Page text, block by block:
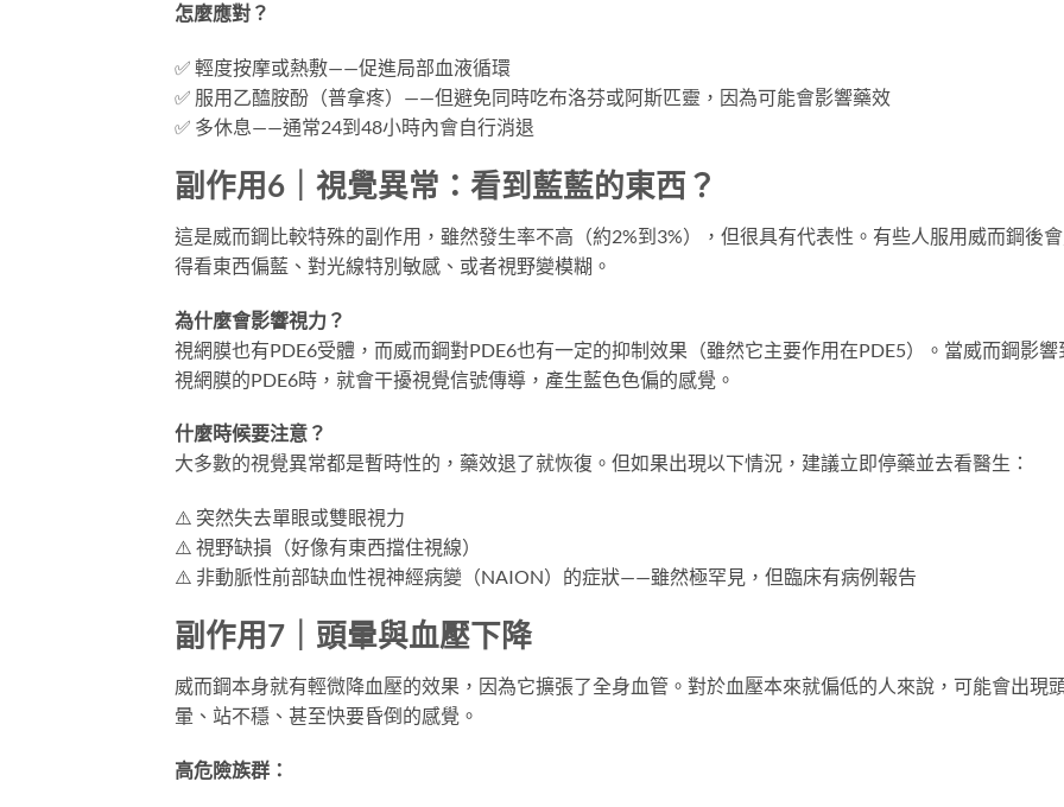
怎麼應對？
✅ 輕度按摩或熱敷——促進局部血液循環
✅ 服用乙醯胺酚（普拿疼）——但避免同時吃布洛芬或阿斯匹靈，因為可能會影響藥效
✅ 多休息——通常24到48小時內會自行消退
副作用6｜視覺異常：看到藍藍的東西？
這是威而鋼比較特殊的副作用，雖然發生率不高（約2%到3%），但很具有代表性。有些人服用威而鋼後
得看東西偏藍、對光線特別敏感、或者視野變模糊。
為什麼會影響視力？
視網膜也有PDE6受體，而威而鋼對PDE6也有一定的抑制效果（雖然它主要作用在PDE5）。當威而鋼影響
視網膜的PDE6時，就會干擾視覺信號傳導，產生藍色色偏的感覺。
什麼時候要注意？
大多數的視覺異常都是暫時性的，藥效退了就恢復。但如果出現以下情況，建議立即停藥並去看醫生：
⚠️ 突然失去單眼或雙眼視力
⚠️ 視野缺損（好像有東西擋住視線）
⚠️ 非動脈性前部缺血性視神經病變（NAION）的症狀——雖然極罕見，但臨床有病例報告
副作用7｜頭暈與血壓下降
威而鋼本身就有輕微降血壓的效果，因為它擴張了全身血管。對於血壓本來就偏低的人來說，可能會出現
暈、站不穩、甚至快要昏倒的感覺。
高危險族群：